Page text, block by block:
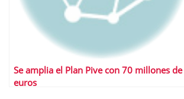
Se amplia el Plan Pive con 70 millones de
euros